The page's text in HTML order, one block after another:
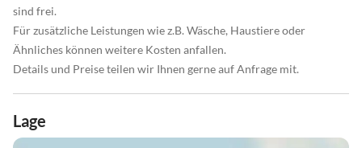
sind frei.
Für zusätzliche Leistungen wie z.B. Wäsche, Haustiere oder
Ähnliches können weitere Kosten anfallen.
Details und Preise teilen wir Ihnen gerne auf Anfrage mit.
Lage